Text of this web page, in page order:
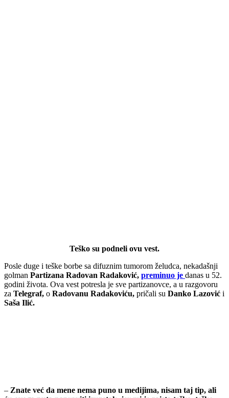
Teško su podneli ovu vest.
Posle duge i teške borbe sa difuznim tumorom želudca, nekadašnji
golman Partizana Radovan Radaković, preminuo je danas u 52.
godini života. Ova vest potresla je sve partizanovce, a u razgovoru
za Telegraf, o Radovanu Radakoviću, pričali su Danko Lazović i
Saša Ilić.
– Znate već da mene nema puno u medijima, nisam taj tip, ali